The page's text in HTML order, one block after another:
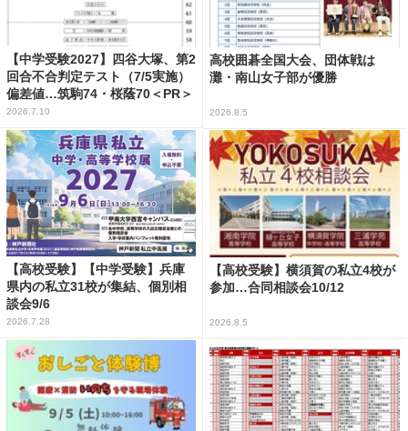
【中学受験2027】四谷大塚、第2
回合不合判定テスト（7/5実施）
偏差値…筑駒74・桜蔭70＜PR＞
2026.7.10
高校囲碁全国大会、団体戦は
灘・南山女子部が優勝
2026.8.5
【高校受験】【中学受験】兵庫
県内の私立31校が集結、個別相
談会9/6
2026.7.28
【高校受験】横須賀の私立4校が
参加…合同相談会10/12
2026.8.5